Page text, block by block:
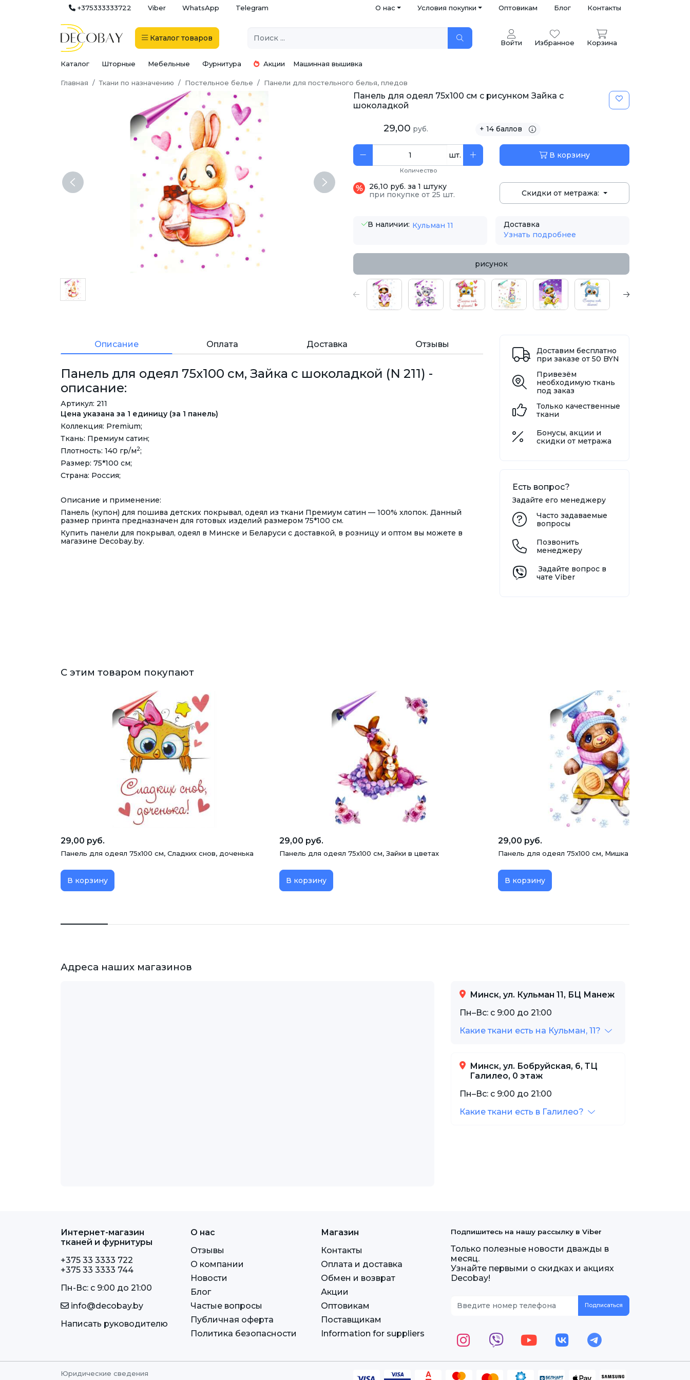
+375333333722 Viber WhatsApp Telegram О нас Условия покупки Оптовикам Блог Контакты
Каталог товаров Войти Избранное Корзина
Каталог Шторные Мебельные Фурнитура Акции Машинная вышивка
Главная Ткани по назначению Постельное белье Панели для постельного белья, пледов
Previous Next
Панель для одеял 75х100 см с рисунком Зайка с
шоколадкой
29,00 руб. + 14 баллов
шт.
Количество
В корзину
26,10 руб. за 1 штуку
при покупке от 25 шт.
Скидки от метража:
В наличии: Кульман 11
Доставка
Узнать подробнее
рисунок
Описание Оплата Доставка Отзывы
Панель для одеял 75х100 см, Зайка с шоколадкой (N 211) -
описание:
Артикул: 211
Цена указана за 1 единицу (за 1 панель)
Коллекция: Premium;
Ткань: Премиум сатин;
Плотность: 140 гр/м2;
Размер: 75*100 см;
Страна: Россия;
Описание и применение:
Панель (купон) для пошива детских покрывал, одеял из ткани Премиум сатин — 100% хлопок. Данный
размер принта предназначен для готовых изделий размером 75*100 см.
Купить панели для покрывал, одеял в Минске и Беларуси с доставкой, в розницу и оптом вы можете в
магазине Decobay.by.
Доставим бесплатно
при заказе от 50 BYN
Привезём
необходимую ткань
под заказ
Только качественные
ткани
Бонусы, акции и
скидки от метража
Есть вопрос?
Задайте его менеджеру
Часто задаваемые
вопросы
Позвонить
менеджеру
Задайте вопрос в
чате Viber
С этим товаром покупают
29,00 руб.
Панель для одеял 75х100 см, Сладких снов, доченька
В корзину
29,00 руб.
Панель для одеял 75х100 см, Зайки в цветах
В корзину
29,00 руб.
Панель для одеял 75х100 см, Мишка на санках, белый
В корзину
Адреса наших магазинов
Минск, ул. Кульман 11, БЦ Манеж
Пн–Вс: с 9:00 до 21:00
Какие ткани есть на Кульман, 11?
Минск, ул. Бобруйская, 6, ТЦ
Галилео, 0 этаж
Пн–Вс: с 9:00 до 21:00
Какие ткани есть в Галилео?
Интернет-магазин
тканей и фурнитуры
+375 33 3333 722
+375 33 3333 744
Пн-Вс: c 9:00 до 21:00
info@decobay.by
Написать руководителю
О нас
Отзывы
О компании
Новости
Блог
Частые вопросы
Публичная оферта
Политика безопасности
Магазин
Контакты
Оплата и доставка
Обмен и возврат
Акции
Оптовикам
Поставщикам
Information for suppliers
Подпишитесь на нашу рассылку в Viber
Только полезные новости дважды в
месяц.
Узнайте первыми о скидках и акциях
Decobay!
Юридические сведения